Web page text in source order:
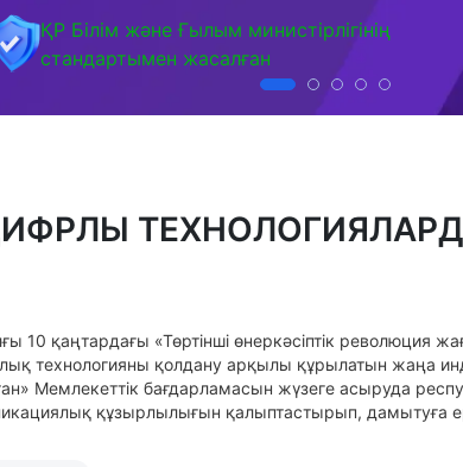
ҚР Білім және Ғылым министірлігінің
стандартымен жасалған
10 қаңтардағы «Төртінші өнеркәсіптік революция
технологияны қолдану арқылы құрылатын жаңа
Мемлекеттік бағдарламасын жүзеге асыруда
құзырлылығын қалыптастырып, дамытуға